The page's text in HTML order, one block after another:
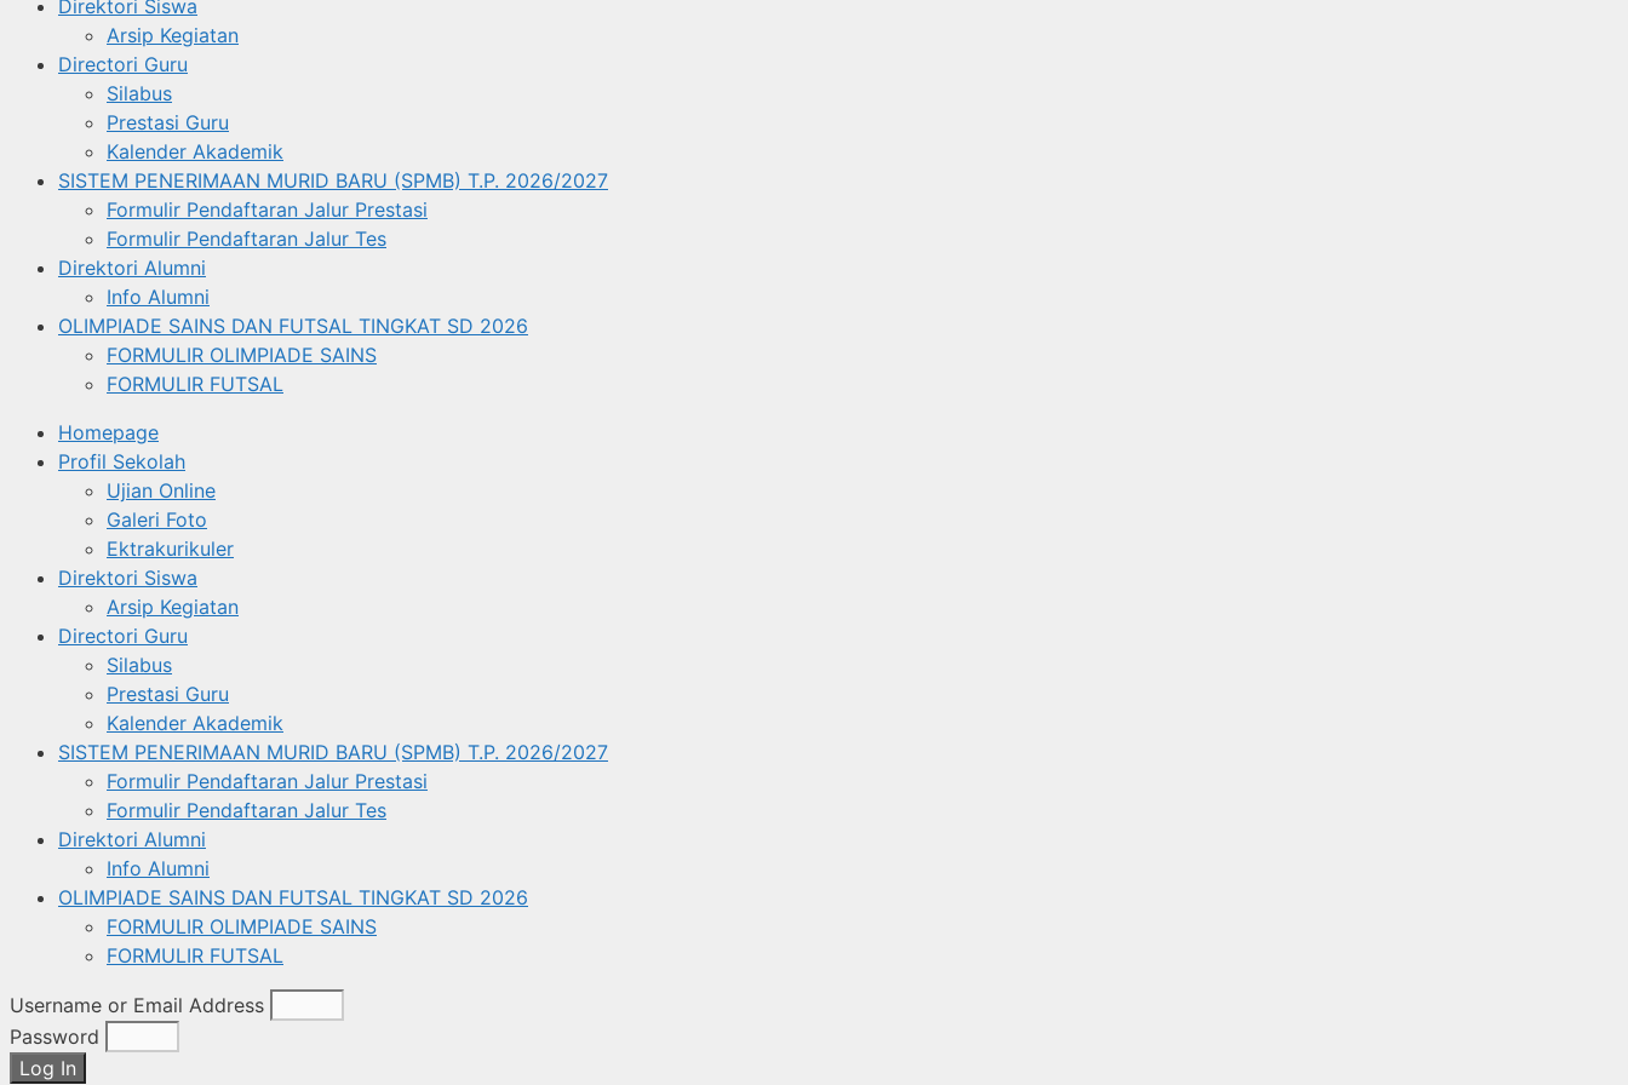
Direktori Siswa
Arsip Kegiatan
Directori Guru
Silabus
Prestasi Guru
Kalender Akademik
SISTEM PENERIMAAN MURID BARU (SPMB) T.P. 2026/2027
Formulir Pendaftaran Jalur Prestasi
Formulir Pendaftaran Jalur Tes
Direktori Alumni
Info Alumni
OLIMPIADE SAINS DAN FUTSAL TINGKAT SD 2026
FORMULIR OLIMPIADE SAINS
FORMULIR FUTSAL
Homepage
Profil Sekolah
Ujian Online
Galeri Foto
Ektrakurikuler
Direktori Siswa
Arsip Kegiatan
Directori Guru
Silabus
Prestasi Guru
Kalender Akademik
SISTEM PENERIMAAN MURID BARU (SPMB) T.P. 2026/2027
Formulir Pendaftaran Jalur Prestasi
Formulir Pendaftaran Jalur Tes
Direktori Alumni
Info Alumni
OLIMPIADE SAINS DAN FUTSAL TINGKAT SD 2026
FORMULIR OLIMPIADE SAINS
FORMULIR FUTSAL
Username or Email Address
Password
Log In